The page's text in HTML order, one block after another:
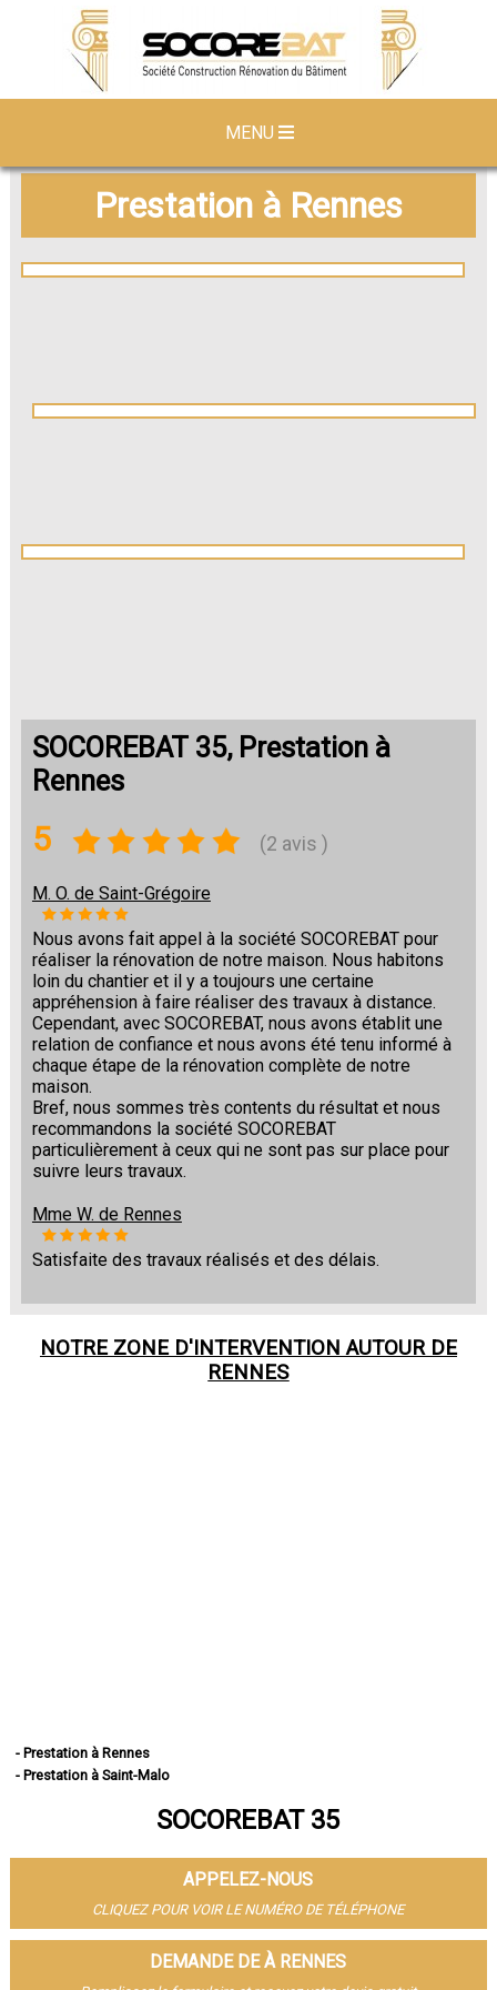
MENU
Prestation à Rennes
SOCOREBAT 35, Prestation à
Rennes
5 (2 avis )
M. O. de Saint-Grégoire
Nous avons fait appel à la société SOCOREBAT pour
réaliser la rénovation de notre maison. Nous habitons
loin du chantier et il y a toujours une certaine
appréhension à faire réaliser des travaux à distance.
Cependant, avec SOCOREBAT, nous avons établit une
relation de confiance et nous avons été tenu informé à
chaque étape de la rénovation complète de notre
maison.
Bref, nous sommes très contents du résultat et nous
recommandons la société SOCOREBAT
particulièrement à ceux qui ne sont pas sur place pour
suivre leurs travaux.
Mme W. de Rennes
Satisfaite des travaux réalisés et des délais.
NOTRE ZONE D'INTERVENTION AUTOUR DE
RENNES
- Prestation à Rennes
- Prestation à Saint-Malo
- Prestation à Cesson-Sévigné
- Prestation à Betton
- Prestation à Saint-Jacques-de-la-Lande
SOCOREBAT 35
APPELEZ-NOUS
CLIQUEZ POUR VOIR LE NUMÉRO DE TÉLÉPHONE
DEMANDE DE À RENNES